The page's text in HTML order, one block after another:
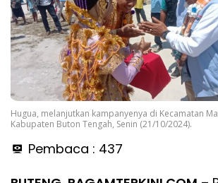
Hugua, melanjutkan kampanyenya di Kecamatan
Kabupaten Buton Tengah, Senin (21/10/2024).
Pembaca : 437